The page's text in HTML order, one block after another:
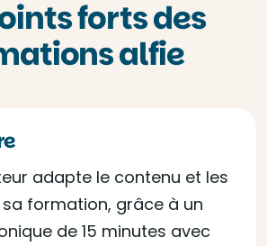
forts des
alfie
adapte le contenu et les
formation, grâce à un
de 15 minutes avec